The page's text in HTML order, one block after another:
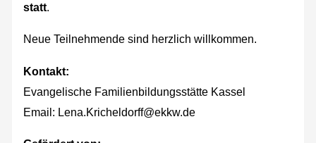
statt.
Neue Teilnehmende sind herzlich willkommen.
Kontakt:
Evangelische Familienbildungsstätte Kassel
Email: Lena.Kricheldorff@ekkw.de